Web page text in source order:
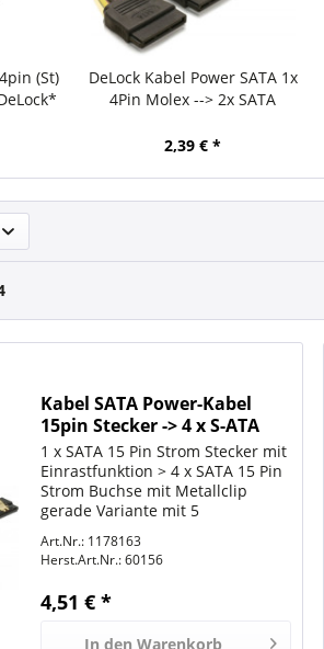
(St)
DeLock Kabel Power SATA 1x
4Pin Molex --> 2x SATA
2,39 € *
Kabel SATA Power-Kabel
15pin Stecker -> 4 x S-ATA
Buchse *DeLock*
1 x SATA 15 Pin Strom Stecker mit
Einrastfunktion > 4 x SATA 15 Pin
Strom Buchse mit Metallclip
gerade Variante mit 5
Schwarz = GND, Rot = 5 V, Orange
= 3,3 V) Drahtquerschnitt: 22 AWG
Mit goldfarbenen...
Art.Nr.: 1178163
Herst.Art.Nr.:60156
4,51 € *
In den Warenkorb